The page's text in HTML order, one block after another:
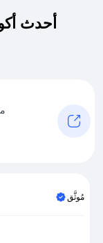
أحدث
مُوثَّق